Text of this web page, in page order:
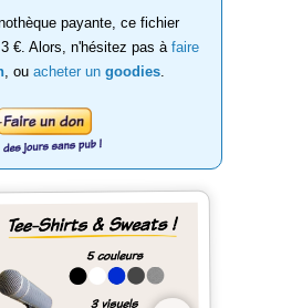
payante, ce fichier
€. Alors, n'hésitez pas à faire
, ou acheter un goodies